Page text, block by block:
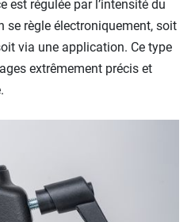
est régulée par l’intensité du
règle électroniquement, soit
via une application. Ce type
extrêmement précis et